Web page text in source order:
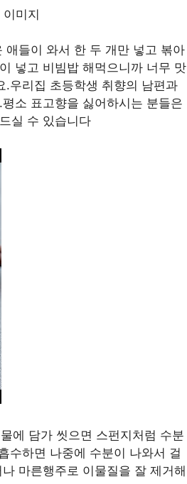
들이 와서 한 두 개만 넣고 볶아
넣고 비빔밥 해먹으니까 너무 맛
.우리집 초등학생 취향의 남편과
소 표고향을 싫어하시는 분들은
실 수 있습니다
에 담가 씻으면 스펀지처럼 수분
수하면 나중에 수분이 나와서 걸
마른행주로 이물질을 잘 제거해